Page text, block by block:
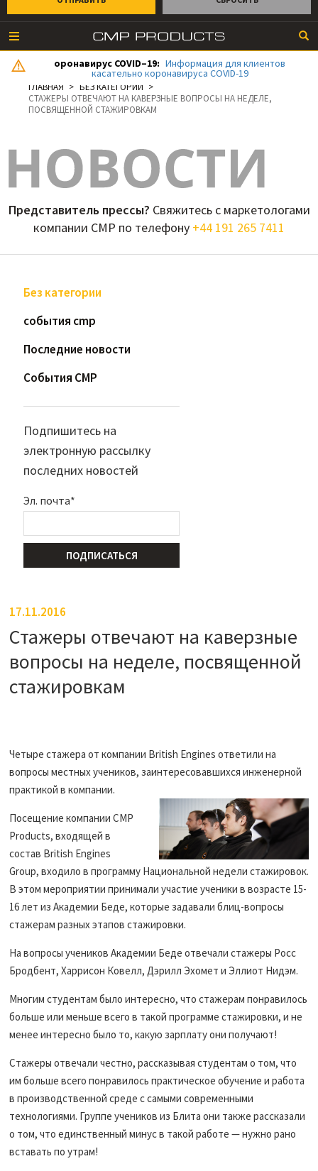
оронавирус COVID–19: Информация для клиентов
касательно коронавируса COVID-19
ГЛАВНАЯ
БЕЗ КАТЕГОРИИ
СТАЖЕРЫ ОТВЕЧАЮТ НА КАВЕРЗНЫЕ ВОПРОСЫ НА НЕДЕЛЕ,
ПОСВЯЩЕННОЙ СТАЖИРОВКАМ
Представитель прессы? Свяжитесь с маркетологами
компании CMP по телефону +44 191 265 7411
Без категории
события cmp
Последние новости
События CMP
Подпишитесь на
электронную рассылку
последних новостей
Эл. почта*
ПОДПИСАТЬСЯ
17.11.2016
Стажеры отвечают на каверзные
вопросы на неделе, посвященной
стажировкам
Четыре стажера от компании British Engines ответили на
вопросы местных учеников, заинтересовавшихся инженерной
практикой в компании.
Посещение компании CMP
Products, входящей в
состав British Engines
Group, входило в программу Национальной недели стажировок.
В этом мероприятии принимали участие ученики в возрасте 15-
16 лет из Академии Беде, которые задавали блиц-вопросы
стажерам разных этапов стажировки.
На вопросы учеников Академии Беде отвечали стажеры Росс
Бродбент, Харрисон Ковелл, Дэрилл Эхомет и Эллиот Нидэм.
Многим студентам было интересно, что стажерам понравилось
больше или меньше всего в такой программе стажировки, и не
менее интересно было то, какую зарплату они получают!
Стажеры отвечали честно, рассказывая студентам о том, что
им больше всего понравилось практическое обучение и работа
в производственной среде с самыми современными
технологиями. Группе учеников из Блита они также рассказали
о том, что единственный минус в такой работе — нужно рано
вставать по утрам!